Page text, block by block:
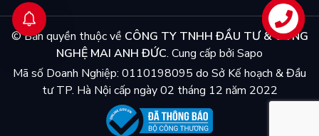
© Bản quyền thuộc về CÔNG TY TNHH ĐẦU TƯ & CÔNG
NGHỆ MAI ANH ĐỨC. Cung cấp bởi Sapo
Mã số Doanh Nghiệp: 0110198095 do Sở Kế hoạch & Đầu
tư TP. Hà Nội cấp ngày 02 tháng 12 năm 2022
Liên hệ